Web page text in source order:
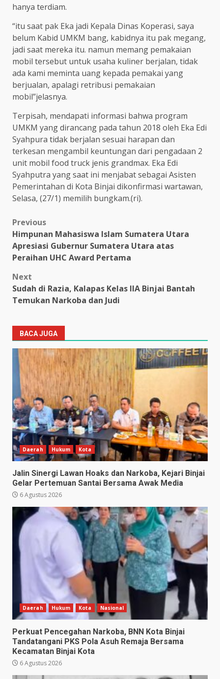
hanya terdiam.
“itu saat pak Eka jadi Kepala Dinas Koperasi, saya
belum Kabid UMKM bang, kabidnya itu pak megang,
jadi saat mereka itu. namun memang pemakaian
mobil tersebut untuk usaha kuliner berjalan, tidak
ada kami meminta uang kepada pemakai yang
berjualan, apalagi retribusi pemakaian
mobil”jelasnya.
Terpisah, mendapati informasi bahwa program
UMKM yang dirancang pada tahun 2018 oleh Eka Edi
Syahpura tidak berjalan sesuai harapan dan
terkesan mengambil keuntungan dari pengadaan 2
unit mobil food truck jenis grandmax. Eka Edi
Syahputra yang saat ini menjabat sebagai Asisten
Pemerintahan di Kota Binjai dikonfirmasi wartawan,
Selasa, (27/1) memilih bungkam.(ri).
Post
navigation
Previous
Himpunan Mahasiswa Islam Sumatera Utara
Apresiasi Gubernur Sumatera Utara atas
Peraihan UHC Award Pertama
Next
Sudah di Razia, Kalapas Kelas IIA Binjai Bantah
Temukan Narkoba dan Judi
BACA JUGA
Daerah Hukum Kota
Jalin Sinergi Lawan Hoaks dan Narkoba, Kejari Binjai
Gelar Pertemuan Santai Bersama Awak Media
6 Agustus 2026
Daerah Hukum Kota Nasional
Perkuat Pencegahan Narkoba, BNN Kota Binjai
Tandatangani PKS Pola Asuh Remaja Bersama
Kecamatan Binjai Kota
6 Agustus 2026